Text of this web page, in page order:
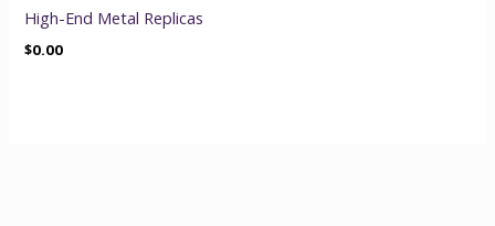
High-End Metal Replicas
$0.00